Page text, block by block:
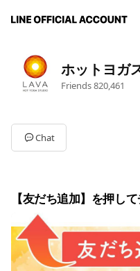
ホットヨガ
Friends820,461
Chat
【友だち追加】を押し